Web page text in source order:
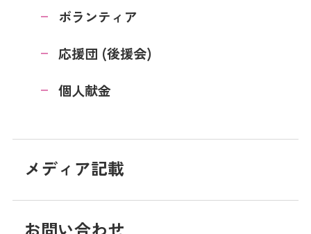
ボランティア
応援団 (後援会)
個人献金
メディア記載
お問い合わせ